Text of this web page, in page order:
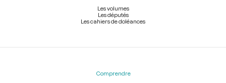
Les volumes
Les députés
Les cahiers de doléances
Comprendre